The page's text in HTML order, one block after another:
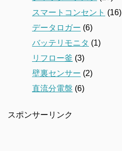
スマートコンセント (16)
データロガー (6)
バッテリモニタ (1)
リフロー釜 (3)
壁裏センサー (2)
直流分電盤 (6)
スポンサーリンク